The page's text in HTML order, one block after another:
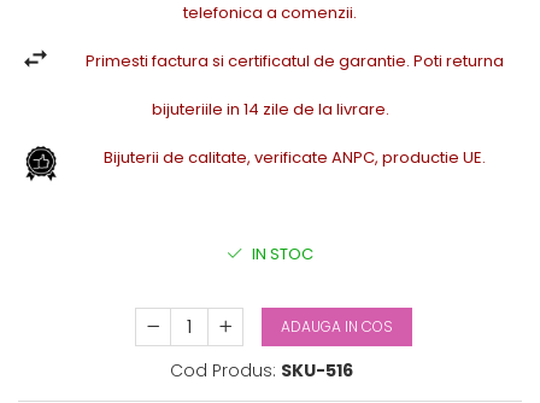
telefonica a comenzii.
Primesti factura si certificatul de garantie. Poti returna
bijuteriile in 14 zile de la livrare.
Bijuterii de calitate, verificate ANPC, productie UE.
IN STOC
ADAUGA IN COS
Cod Produs: SKU-516